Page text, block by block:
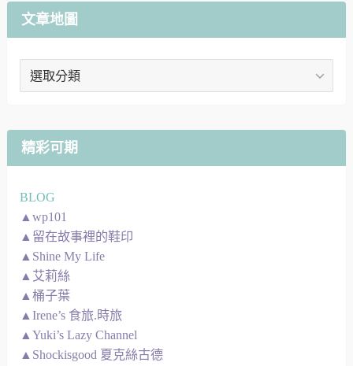
文章地圖
文
精彩可期
BLOG
▲wp101
▲留在故事裡的鞋印
▲Shine My Life
▲艾莉絲
▲桶子葉
▲Irene’s 食旅.時旅
▲Yuki’s Lazy Channel
▲Shockisgood 夏克絲古德